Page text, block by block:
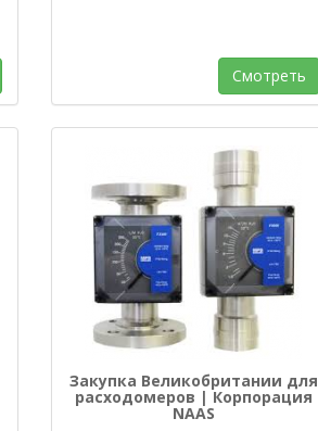
Смотреть
Закупка Великобритании для
расходомеров | Корпорация
NAAS